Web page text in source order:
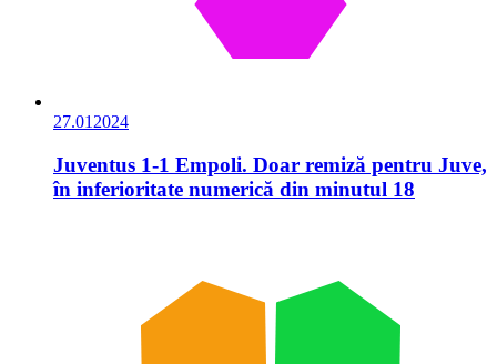
27.01 2024
Juventus 1-1 Empoli. Doar remiză pentru Juve,
în inferioritate numerică din minutul 18